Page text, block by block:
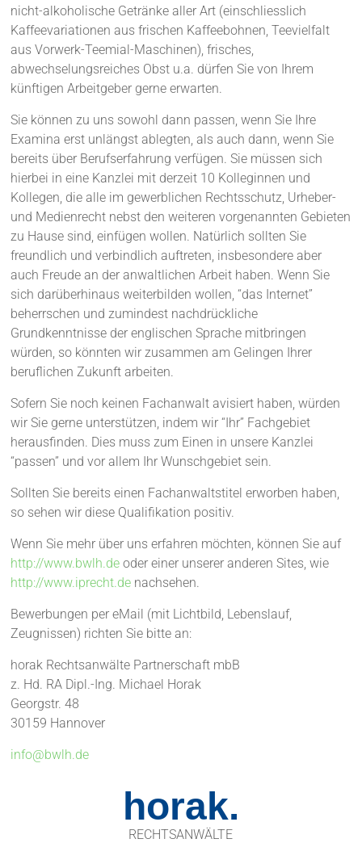
nicht-alkoholische Getränke aller Art (einschliesslich
Kaffeevariationen aus frischen Kaffeebohnen, Teevielfalt
aus Vorwerk-Teemial-Maschinen), frisches,
abwechselungsreiches Obst u.a. dürfen Sie von Ihrem
künftigen Arbeitgeber gerne erwarten.
Sie können zu uns sowohl dann passen, wenn Sie Ihre
Examina erst unlängst ablegten, als auch dann, wenn Sie
bereits über Berufserfahrung verfügen. Sie müssen sich
hierbei in eine Kanzlei mit derzeit 10 Kolleginnen und
Kollegen, die alle im gewerblichen Rechtsschutz, Urheber-
und Medienrecht nebst den weiteren vorgenannten Gebieten
zu Hause sind, einfügen wollen. Natürlich sollten Sie
freundlich und verbindlich auftreten, insbesondere aber
auch Freude an der anwaltlichen Arbeit haben. Wenn Sie
sich darüberhinaus weiterbilden wollen, “das Internet”
beherrschen und zumindest nachdrückliche
Grundkenntnisse der englischen Sprache mitbringen
würden, so könnten wir zusammen am Gelingen Ihrer
beruflichen Zukunft arbeiten.
Sofern Sie noch keinen Fachanwalt avisiert haben, würden
wir Sie gerne unterstützen, indem wir “Ihr” Fachgebiet
herausfinden. Dies muss zum Einen in unsere Kanzlei
“passen” und vor allem Ihr Wunschgebiet sein.
Sollten Sie bereits einen Fachanwaltstitel erworben haben,
so sehen wir diese Qualifikation positiv.
Wenn Sie mehr über uns erfahren möchten, können Sie auf
http://www.bwlh.de oder einer unserer anderen Sites, wie
http://www.iprecht.de nachsehen.
Bewerbungen per eMail (mit Lichtbild, Lebenslauf,
Zeugnissen) richten Sie bitte an:
horak Rechtsanwälte Partnerschaft mbB
z. Hd. RA Dipl.-Ing. Michael Horak
Georgstr. 48
30159 Hannover
info@bwlh.de
horak.
RECHTSANWÄLTE